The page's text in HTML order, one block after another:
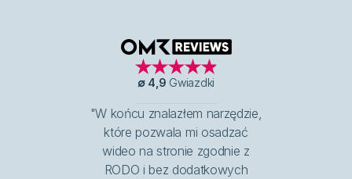
OMR Reviews
∅ 4,9 Gwiazdki
"W końcu znalazłem narzędzie,
które pozwala mi osadzać
wideo na stronie zgodnie z
RODO i bez dodatkowych